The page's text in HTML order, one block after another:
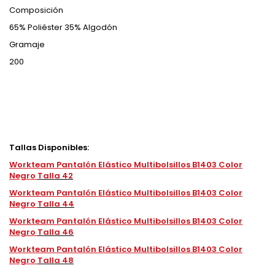
Composición
65% Poliéster 35% Algodón
Gramaje
200
Tallas Disponibles:
Workteam Pantalón Elástico Multibolsillos B1403 Color
Negro Talla 42
Workteam Pantalón Elástico Multibolsillos B1403 Color
Negro Talla 44
Workteam Pantalón Elástico Multibolsillos B1403 Color
Negro Talla 46
Workteam Pantalón Elástico Multibolsillos B1403 Color
Negro Talla 48